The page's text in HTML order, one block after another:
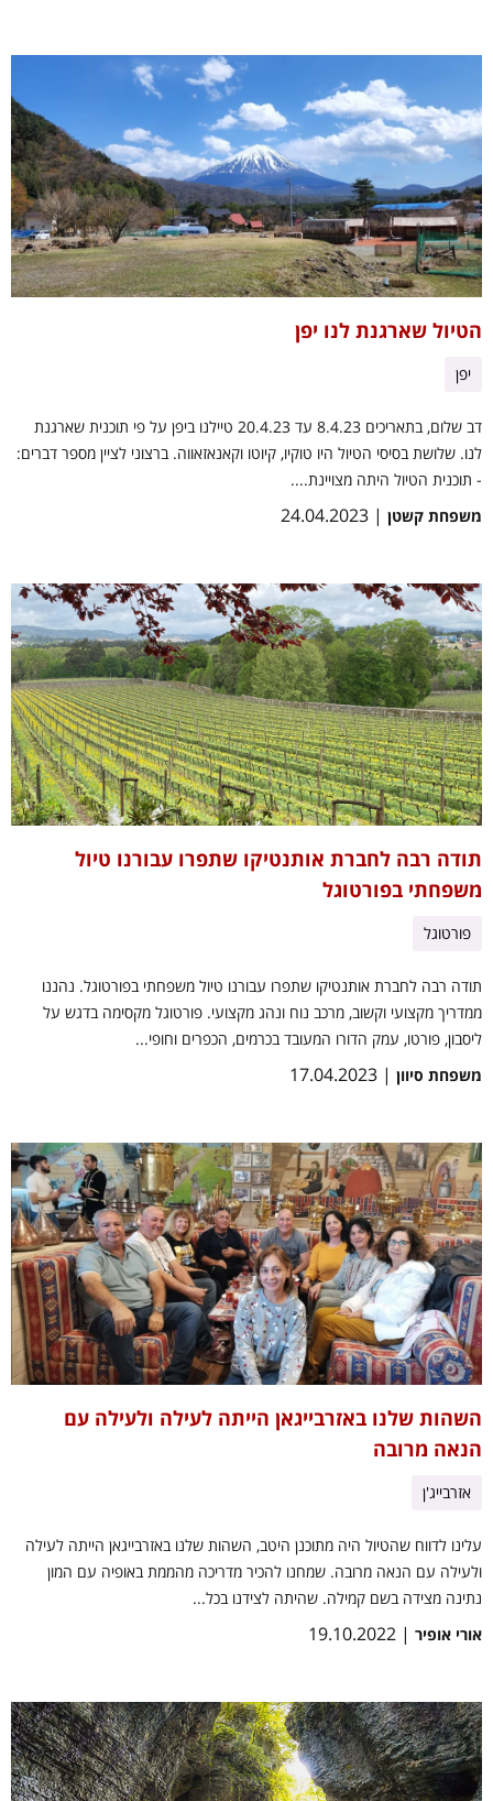
הטיול שארגנת לנו יפן
יפן
דב שלום, בתאריכים 8.4.23 עד 20.4.23 טיילנו ביפן על פי תוכנית שארגנת
לנו. שלושת בסיסי הטיול היו טוקיו, קיוטו וקאנאזאווה. ברצוני לציין מספר דברים:
- תוכנית הטיול היתה מצויינת....
משפחת קשטן | 24.04.2023
תודה רבה לחברת אותנטיקו שתפרו עבורנו טיול
משפחתי בפורטוגל
פורטוגל
תודה רבה לחברת אותנטיקו שתפרו עבורנו טיול משפחתי בפורטוגל. נהננו
ממדריך מקצועי וקשוב, מרכב נוח ונהג מקצועי. פורטוגל מקסימה בדגש על
ליסבון, פורטו, עמק הדורו המעובד בכרמים, הכפרים וחופי...
משפחת סיוון | 17.04.2023
השהות שלנו באזרבייגאן הייתה לעילה ולעילה עם
הנאה מרובה
אזרבייג'ן
עלינו לדווח שהטיול היה מתוכנן היטב, השהות שלנו באזרבייגאן הייתה לעילה
ולעילה עם הנאה מרובה. שמחנו להכיר מדריכה מהממת באופיה עם המון
נתינה מצידה בשם קמילה. שהיתה לצידנו בכל...
אורי אופיר | 19.10.2022